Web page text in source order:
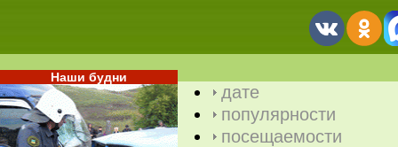
дате
популярности
посещаемости
Наши будни